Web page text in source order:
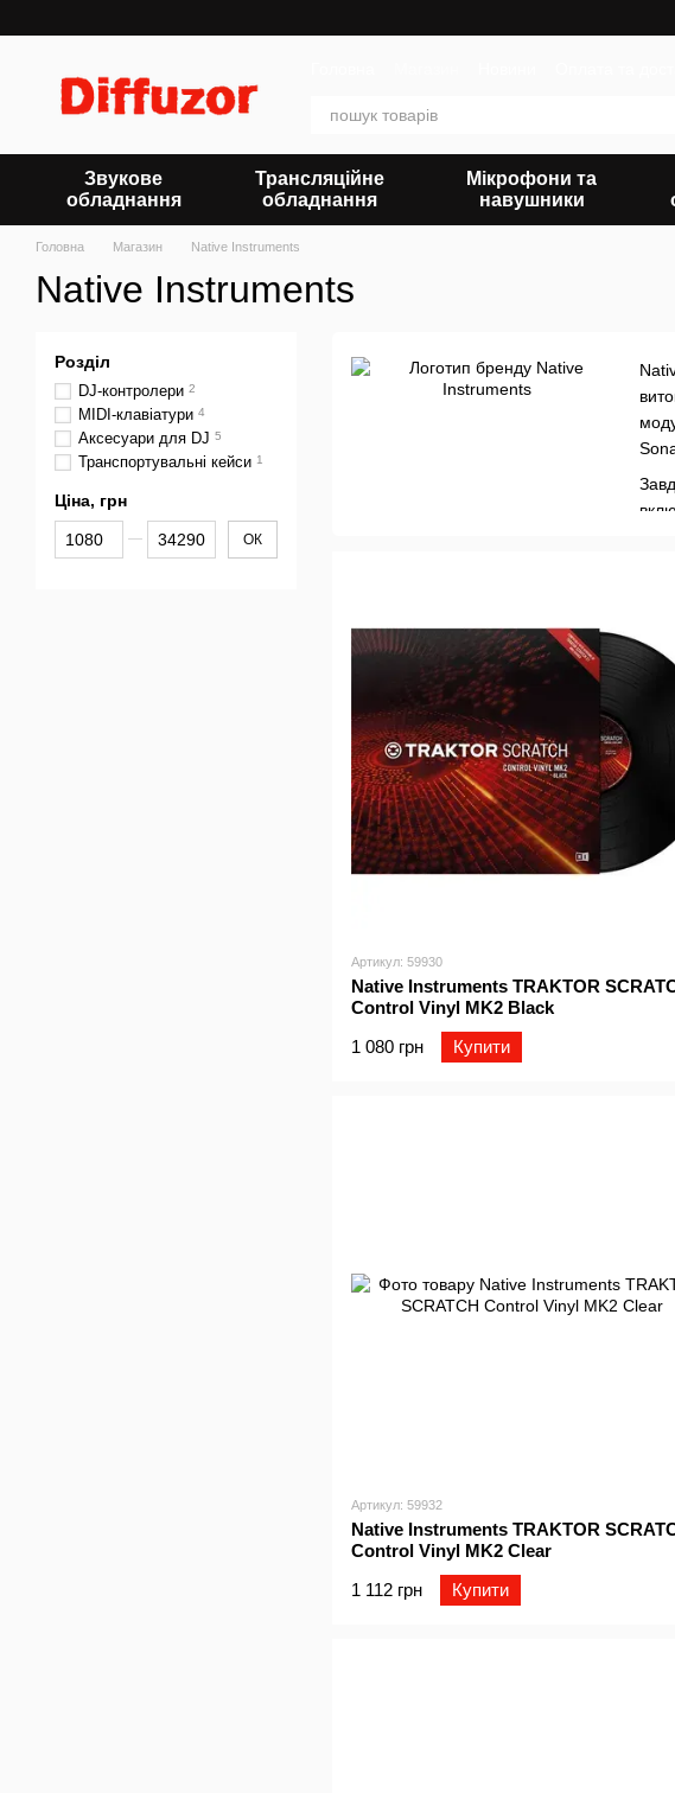
Звукове
обладнання
Трансляційне
обладнання
Мікрофони та
навушники
Головна Магазин Native Instruments
Native Instruments
Артикул: 59930
Native Instruments TRAKTOR
Control Vinyl MK2 Black
1 080 грн
Купити
Артикул: 59932
Native Instruments TRAKTOR
Control Vinyl MK2 Clear
1 112 грн
Купити
Розділ
DJ-контролери 2
MIDI-клавіатури 4
Аксесуари для DJ 5
Транспортувальні кейси 1
Ціна, грн
Від Ціна, грн
До Ціна, грн ОК